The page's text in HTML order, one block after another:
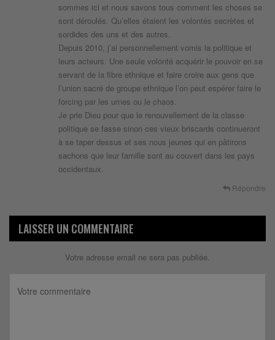
sommes ici et nous savons tous comment les choses se
sont déroulés. Qu’elles étaient les volontés secrètes et
sordides des uns et des autres.
Depuis 2010, j’ai personnellement vomis la politique et
leurs acteurs. Une seule volonté acquérir le pouvoir en se
servant de la fibre ethnique et faire croire aux gens que
l’union sacré de groupe ethnique l’on peut espérer faire le
forcing par les urnes ou le chaos.
Je prie Dieu pour que le renouvellement de la classe
politique se fasse sinon ces vieux briscards continueront
à se taper dessus et ses nous jeunes qui en pâtirons
sachons que leur famille sont au couvert dans les pays
occidentaux.
Répondre
LAISSER UN COMMENTAIRE
Votre adresse email ne sera pas publiée.